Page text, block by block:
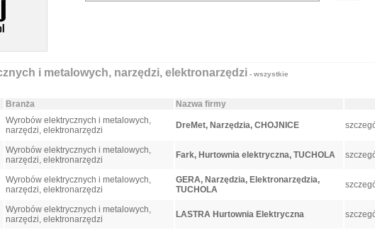
i metalowych, narzędzi, elektronarzędzi - wszystkie
Branża Nazwa firmy
Wyrobów elektrycznych i metalowych,
narzędzi, elektronarzędzi
DreMet, Narzędzia, CHOJNICE
Wyrobów elektrycznych i metalowych,
narzędzi, elektronarzędzi
Fark, Hurtownia elektryczna, TUCHOLA
Wyrobów elektrycznych i metalowych,
narzędzi, elektronarzędzi
GERA, Narzędzia, Elektronarzędzia,
TUCHOLA
Wyrobów elektrycznych i metalowych,
narzędzi, elektronarzędzi
LASTRA Hurtownia Elektryczna